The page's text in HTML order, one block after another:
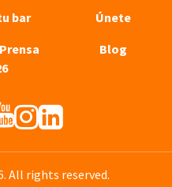
bar
Únete
Blog
All rights reserved.